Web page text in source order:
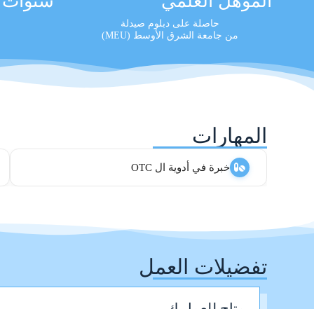
حاصلة على دبلوم صيدلة
من جامعة الشرق الأوسط (MEU)
المهارات
خبرة في أدوية ال OTC
تفضيلات العمل